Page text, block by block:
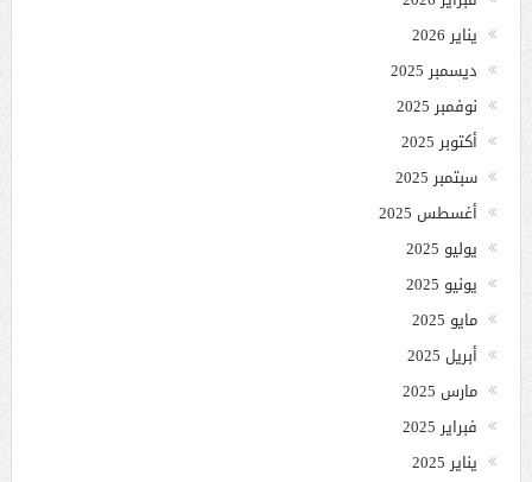
يناير 2026
ديسمبر 2025
نوفمبر 2025
أكتوبر 2025
سبتمبر 2025
أغسطس 2025
يوليو 2025
يونيو 2025
مايو 2025
أبريل 2025
مارس 2025
فبراير 2025
يناير 2025